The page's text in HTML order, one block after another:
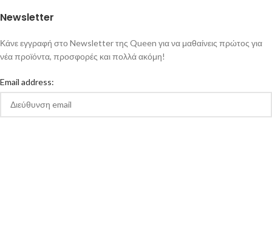
Newsletter
Κάνε εγγραφή στο Newsletter της Queen για να μαθαίνεις πρώτος για
νέα προϊόντα, προσφορές και πολλά ακόμη!
Email address: